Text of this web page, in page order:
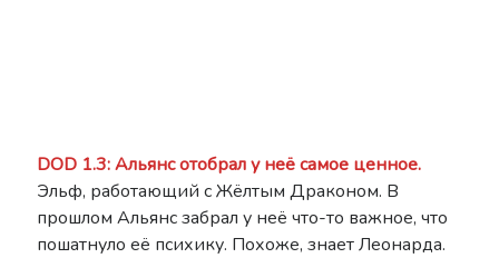
DOD 1.3: Альянс отобрал у неё самое ценное.
Эльф, работающий с Жёлтым Драконом. В
прошлом Альянс забрал у неё что-то важное, что
пошатнуло её психику. Похоже, знает Леонарда.